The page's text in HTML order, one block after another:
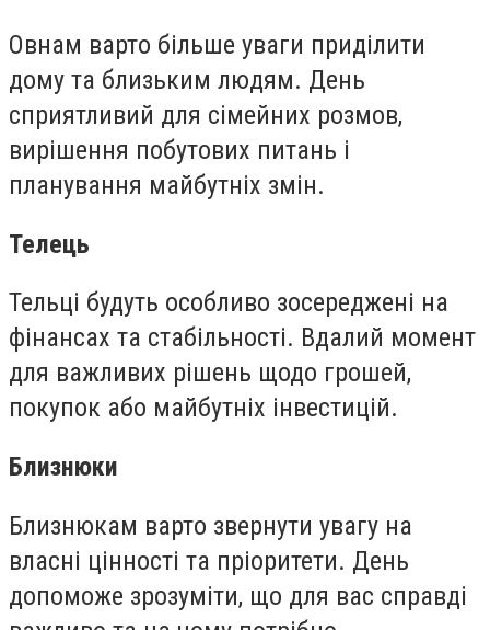
Овнам варто більше уваги приділити
дому та близьким людям. День
сприятливий для сімейних розмов,
вирішення побутових питань і
планування майбутніх змін.
Телець
Тельці будуть особливо зосереджені на
фінансах та стабільності. Вдалий момент
для важливих рішень щодо грошей,
покупок або майбутніх інвестицій.
Близнюки
Близнюкам варто звернути увагу на
власні цінності та пріоритети. День
допоможе зрозуміти, що для вас справді